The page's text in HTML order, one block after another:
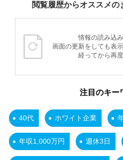
閲覧履歴からオススメの
情報の読み込
画面の更新をしても表
経ってから再
注目のキー
40代 ホワイト企業
年収1,000万円 週休3日